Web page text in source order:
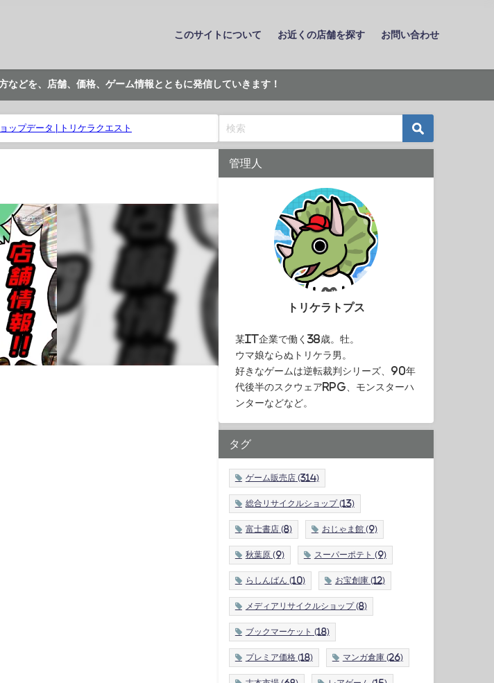
このサイトについて お近くの店舗を探す お問い合わせ
どを、店舗、価格、ゲーム情報とともに発信していきます！
ップデータ | トリケラクエスト
管理人
トリケラトプス
某IT企業で働く38歳。牡。
ウマ娘ならぬトリケラ男。
好きなゲームは逆転裁判シリーズ、90年
代後半のスクウェアRPG、モンスターハ
ンターなどなど。
タグ
ゲーム販売店 (314)
総合リサイクルショップ(13)
富士書店 (8) おじゃま館(9)
秋葉原 (9) スーパーポテト (9)
らしんばん (10) お宝創庫 (12)
メディアリサイクルショップ(8)
ブックマーケット (18)
プレミア価格(18) マンガ倉庫 (26)